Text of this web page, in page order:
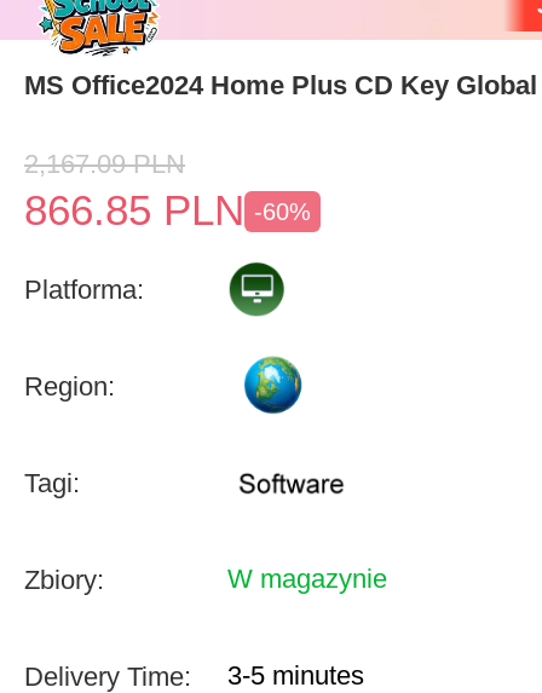
MS Office2024 Home Plus CD Key Global
2,167.09 PLN
866.85 PLN -60%
Platforma:
Region:
Tagi:
Zbiory: W magazynie
Delivery Time: 3-5 minutes